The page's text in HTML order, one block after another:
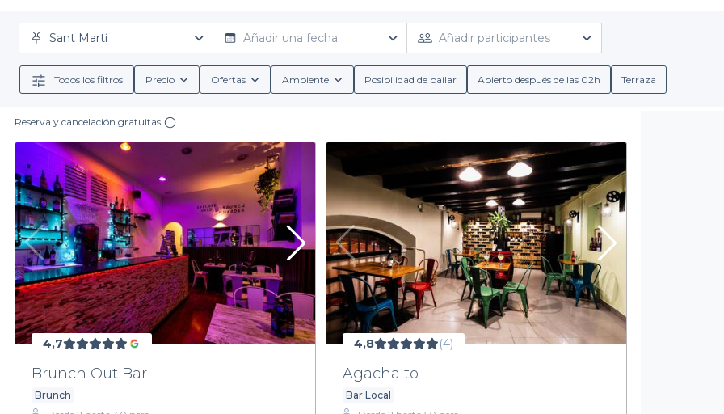
EnPrivateaser, entendemos que la planificación de eventos puede ser un desafío. Por eso, hemos creado una
reservar
los mejores bares para tu fiesta estudiantil en Sant Martí. Contamos con una amplia gama de
específicas, lo que garantiza que encuentres el lugar ideal que se ajuste a tus
Navegar por nuestra selección es fácil: puedes filtrar los bares según el tipo de ambiente, las opciones de comida y
todos tus invitados se sientan bienvenidos. Además, al reservar con Privateaser, disfrutas de condiciones de reserva
Da el siguiente paso hacia una fiesta inolvidable
Estás a solo un clic de distancia de organizar una fiesta estudiantil memorable en Sant Martí. Aprovecha nuestra
asegura el lugar que hará de tu celebración un éxito rotundo. No pierdas más tiempo buscando; visita
amigos merecen.
Sant Martí Añadir una fecha Añadir participantes
Todos los filtros Precio Ofertas Ambiente Posibilidad de bailar Abierto después de las 02h Terraza
Reserva y cancelación gratuitas
4,7
Brunch Out Bar
Brunch
4,8 (4)
Agachaito
Bar Local